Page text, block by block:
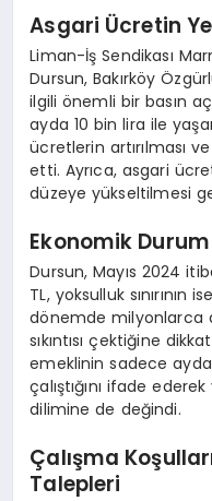
Asgari Ücretin
Liman-İş Sendikası
Dursun, Bakırköy
ilgili önemli bir basın
ayda 10 bin lira ile
ücretlerin artırılması
etti. Ayrıca, asgari
düzeye yükseltilmesi
Ekonomik
Dursun, Mayıs 2024
TL, yoksulluk sınırının
dönemde milyonlarca
sıkıntısı çektiğine
emeklinin sadece
çalıştığını ifade
dilimine de değindi.
Çalışma
Talepleri